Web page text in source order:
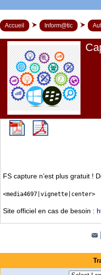
Accueil Inform@tic
FS capture n’est plus gratuit !
<media4697|vignette|center>
Site officiel en cas de besoin :